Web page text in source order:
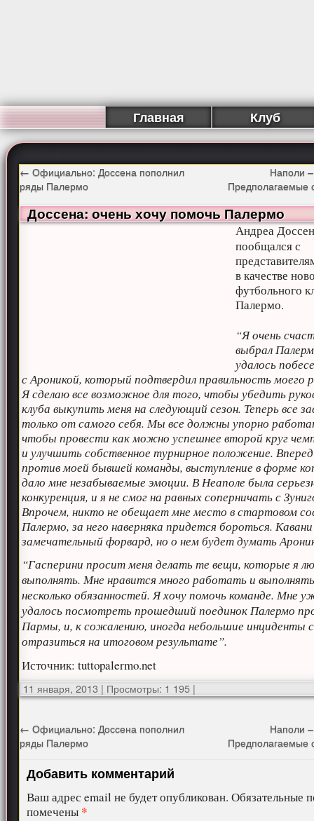
Главная Клуб
← Официально: Доссена пополнил
ряды Палермо
Наполи
Предполагаемые
Доссена: очень хочу помочь Палермо
Андреа
пообщался с
в качестве
футбольного
Палермо.
“Я очень
выбрал
удалось
с Ароникой, который подтвердил правильность моего
Я сделаю все возможное для того, чтобы убедить
клуба выкупить меня на следующий сезон. Теперь все
только от самого себя. Мы все должны упорно
чтобы провести как можно успешнее второй круг
и улучшить собственное турнирное положение.
против моей бывшей команды, выступление в форме
дало мне незабываемые эмоции. В Неаполе была
конкуренция, и я не смог на равных соперничать с
Впрочем, никто не обещает мне место в стартовом
Палермо, за него наверняка придется бороться.
замечательный форвард, но о нем будет думать
“Гасперини просит меня делать те вещи, которые я
выполнять. Мне нравится много работать и
несколько обязанностей. Я хочу помочь команде. Мне
удалось посмотреть прошедший поединок Палермо
Пармы, и, к сожалению, иногда небольшие инциденты
отразиться на итоговом результате”.
Источник: tuttopalermo.net
11 января, 2013 | Просмотры: 1 195 |
← Официально: Доссена пополнил
ряды Палермо
Наполи
Предполагаемые
Добавить комментарий
Ваш адрес email не будет опубликован. Обязательные
помечены *